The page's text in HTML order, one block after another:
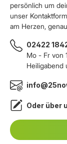
persönlich um
unser
am Herzen,
02422
Mo - Fr von
Heiligabend
Oder über